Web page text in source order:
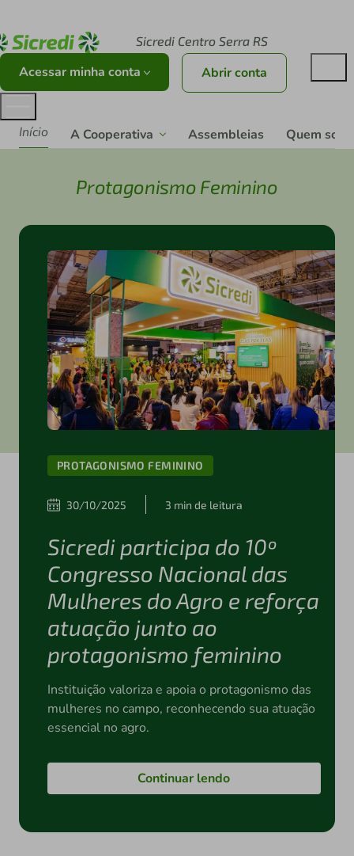
Sicredi Centro Serra RS
Acessar minha conta Abrir conta
Início A Cooperativa Assembleias Quem
Protagonismo Feminino
PROTAGONISMO FEMININO
30/10/2025 3 min de leitura
Sicredi participa do 10º
Congresso Nacional das
Mulheres do Agro e reforça
atuação junto ao
protagonismo feminino
Instituição valoriza e apoia o protagonismo das
mulheres no campo, reconhecendo sua atuação
essencial no agro.
Continuar lendo